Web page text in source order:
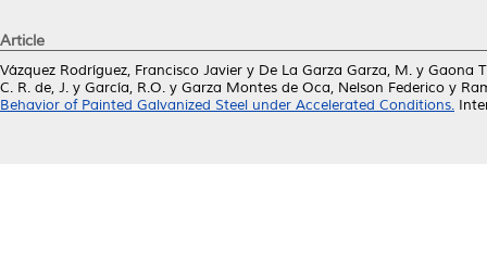
Article
Vázquez Rodríguez, Francisco Javier y De La Garza Garza, M. y Gaona
C. R. de, J. y García, R.O. y Garza Montes de Oca, Nelson Federico y
Behavior of Painted Galvanized Steel under Accelerated Conditions.